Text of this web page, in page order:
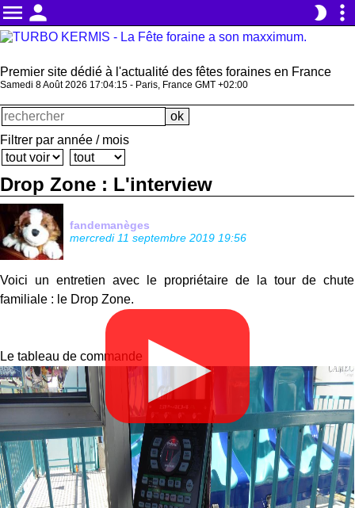
menu person brightness_2 more_vert
Premier site dédié à l'actualité des fêtes foraines en France
Samedi 8 Août 2026 17:04:16 - Paris, France GMT +02:00
Filtrer par année / mois
Drop Zone : L'interview
fandemanèges
mercredi 11 septembre 2019 19:56
Voici un entretien avec le propriétaire de la tour de chute
familiale : le Drop Zone.
▶
Le tableau de commande